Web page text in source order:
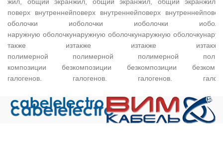
жил, общий экран
поверх внутренней
оболочки и
наружную оболочку
также из
полимерной
композиции без
галогенов.
жил, общий экран
поверх внутренней
оболочки и
наружную оболочку
также из
полимерной
композиции без
галогенов.
жил, общий экран
поверх внутренней
оболочки и
наружную оболочку
также из
полимерной
композиции без
галогенов.
жил,